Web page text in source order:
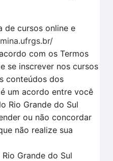
de cursos online e
com os Termos
se inscrever nos cursos
conteúdos dos
um acordo entre você
Rio Grande do Sul
ou não concordar
não realize sua
Grande do Sul